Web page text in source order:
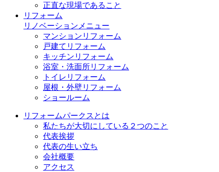
正直な現場であること
リフォーム
リノベーションメニュー
マンションリフォーム
戸建てリフォーム
キッチンリフォーム
浴室・洗面所リフォーム
トイレリフォーム
屋根・外壁リフォーム
ショールーム
リフォームパークスとは
私たちが大切にしている２つのこと
代表挨拶
代表の生い立ち
会社概要
アクセス